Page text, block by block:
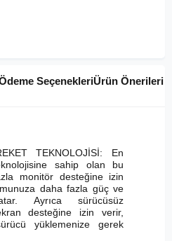
SeçenekleriÜrün Önerileri
TEKNOLOJİSİ: En
sahip olan bu
monitör desteğine izin
daha fazla güç ve
Ayrıca sürücüsüz
desteğine izin verir,
yüklemenize gerek